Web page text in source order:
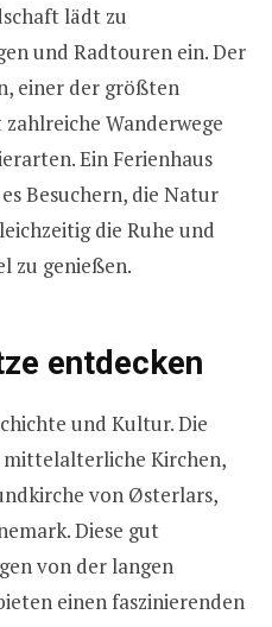
lädt zu
und Radtouren ein. Der
einer der größten
Wanderwege
Ein Ferienhaus
Besuchern, die Natur
die Ruhe und
zu genießen.
entdecken
und Kultur. Die
Kirchen,
von Østerlars,
Diese gut
von der langen
einen faszinierenden